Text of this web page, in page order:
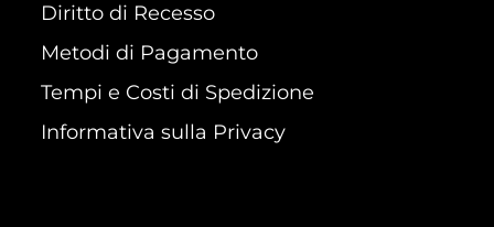
Diritto di Recesso
Metodi di Pagamento
Tempi e Costi di Spedizione
Informativa sulla Privacy